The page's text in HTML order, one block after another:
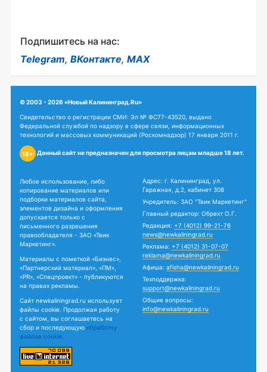
Подпишитесь на нас:
Telegram, ВКонтакте, MAX
© 2003 - 2026 «Новый Калининград.Ru»
Свидетельство о регистрации СМИ: Эл № ФС77-43520, выдано
Федеральной службой по надзору в сфере связи, информационных
технологий и массовых коммуникаций (Роскомнадзор) 17 января 2011 г.
18+ Данный сайт не предназначен для просмотра лицам младше 18 лет.
Любое использование, либо
копирование материалов или
подборки материалов сайта,
элементов дизайна и оформления
допускается только с
письменного разрешения
правообладателя - ЗАО «Твик
Маркетинг».
Материалы с пометкой «Бизнес»,
«Партнерский материал», «ПМ»,
«PR», «Спецпроект» - публикуются
на правах рекламы.
Сайт newkaliningrad.ru использует
файлы cookie. Продолжая работу
с сайтом, вы соглашаетесь на
сбор и последующую обработку
файлов cookie.
Адрес: г. Калининград, ул.
Гаражная, д.2, кабинет 308
Учредитель: ЗАО "Твик Маркетинг"
Главный редактор: Обрехт О.Г.
Редакция: +7 (4012) 99-21-76
news@newkaliningrad.ru
Реклама: +7 (4012) 31-07-07
reklama@newkaliningrad.ru
Афиша: afisha@newkaliningrad.ru
Техподдержка:
support@newkaliningrad.ru
Общие вопросы:
info@newkaliningrad.ru